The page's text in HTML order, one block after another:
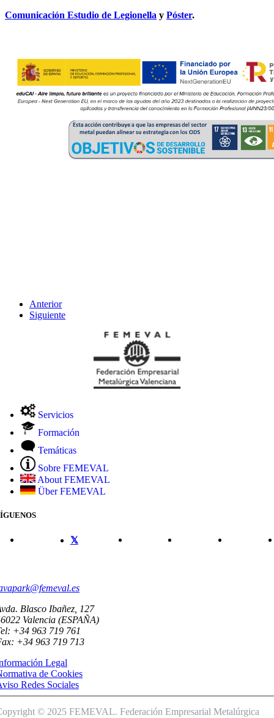
Comunicación Estudio de Legionella y Póster.
Anterior
Siguiente
Servicios
Formación
Temáticas
Sobre FEMEVAL
About FEMEVAL
Über FEMEVAL
Blasco Ibañez, 127
Valencia (ESPAÑA)
+34 963 719 761
+34 963 719 713
Legal
de Cookies
Redes Sociales
© 2025 FEMEVAL. Federación Empresarial Metalúrgica